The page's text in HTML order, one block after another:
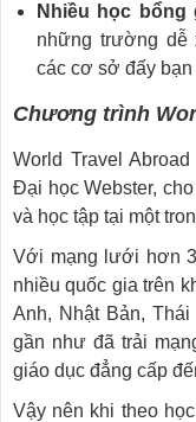
Nhiều học bổng
những trường dễ
các cơ sở đấy bạn
Chương trình
World Travel
Đại học Webster,
và học tập tại một
Với mạng lưới hơn
nhiều quốc gia trên
Anh, Nhật Bản,
gần như đã trải
giáo dục đẳng cấp
Vậy nên khi theo